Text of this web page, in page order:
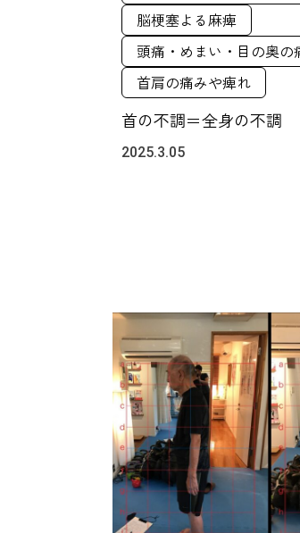
脳梗塞よる麻痺
頭痛・めまい・目の奥の
首肩の痛みや痺れ
首の不調＝全身の不調
2025.3.05